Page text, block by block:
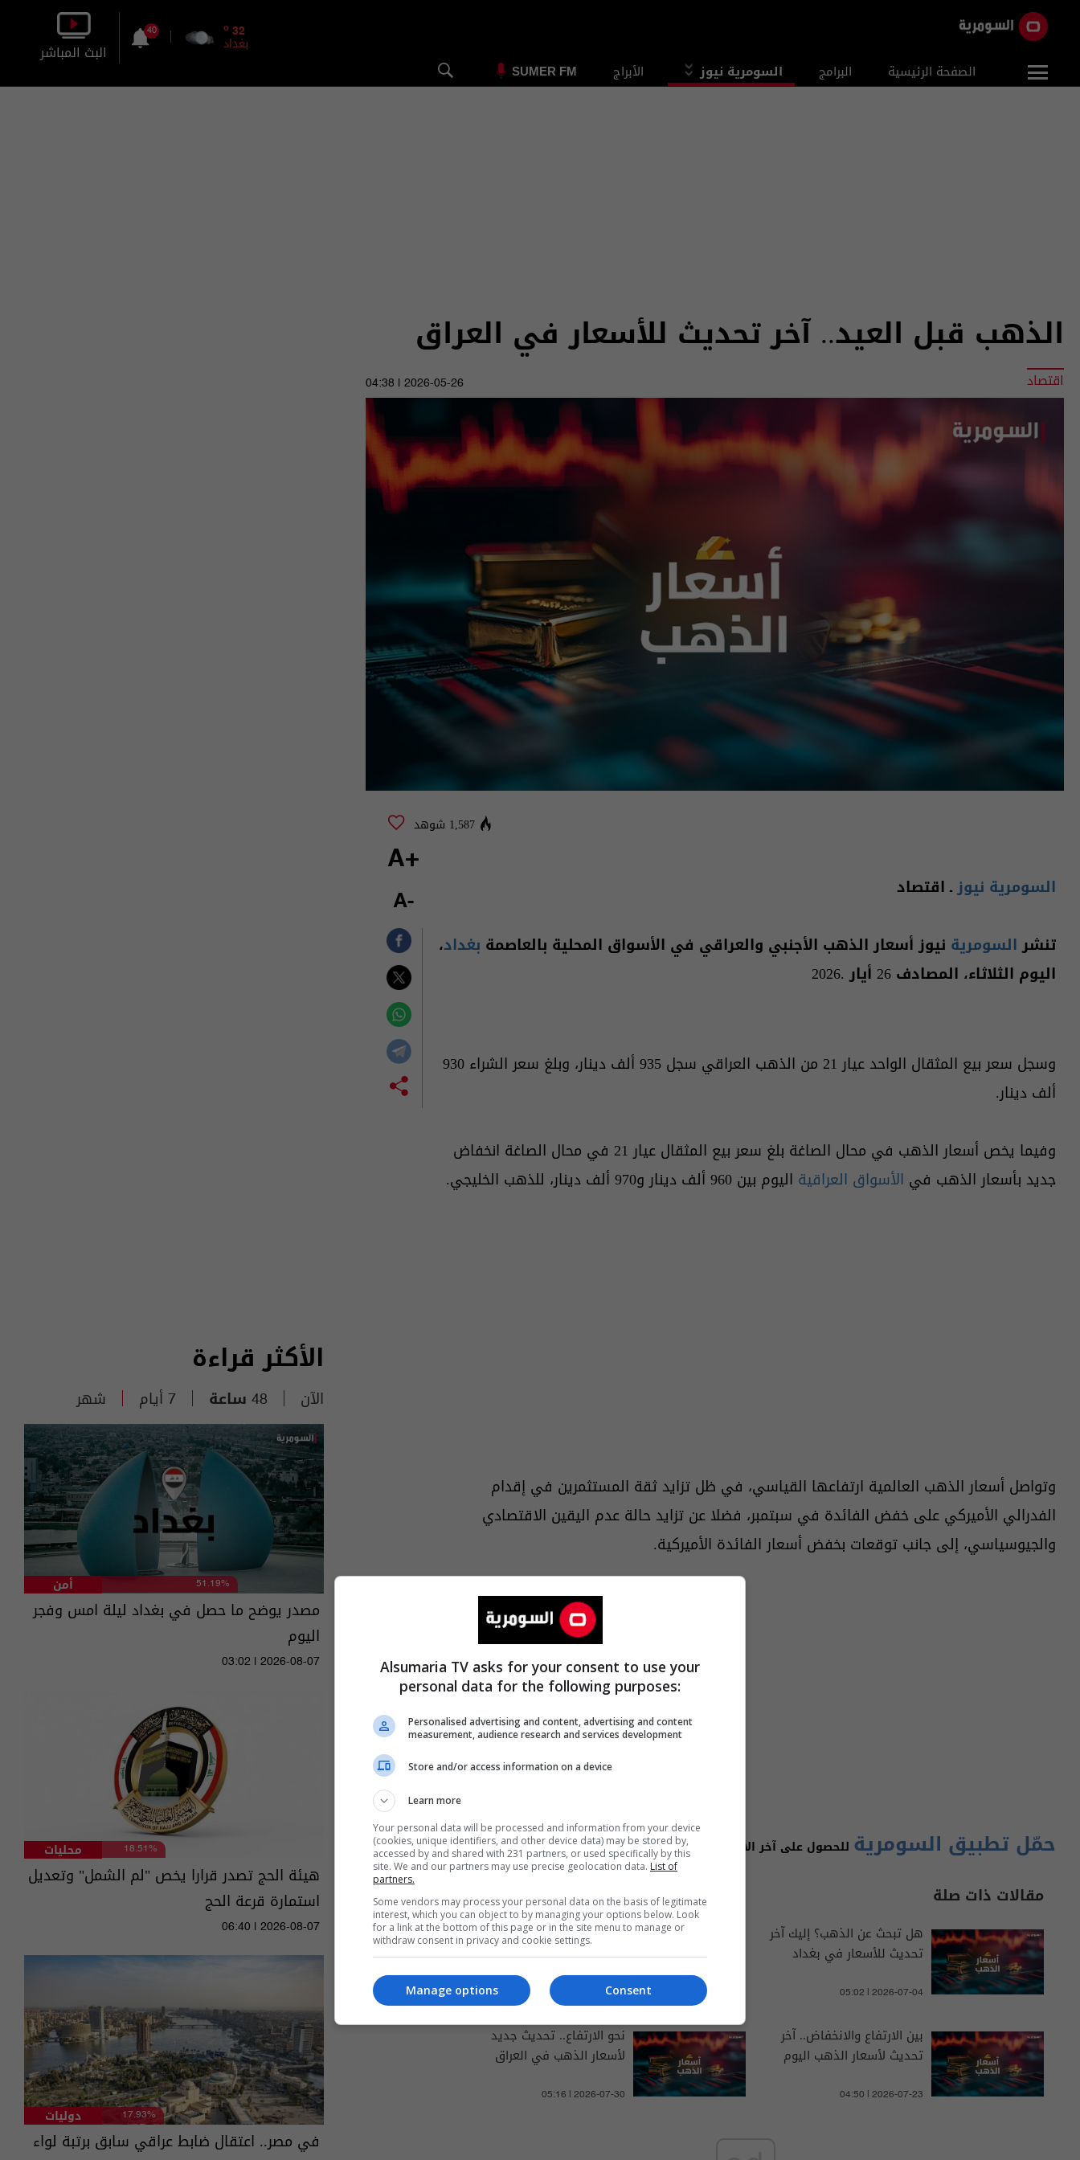
الصفحة الرئيسية البرامج السومرية نيوز الأبراج SUMER FM
32
o
بغداد
40
البث المباشر
الذهب قبل العيد.. آخر تحديث للأسعار في العراق
اقتصاد 2026-05-26 | 04:38
1,587 شوهد
السومرية نيوزـ اقتصاد
تنشرالسومرية نيوز أسعار الذهب الأجنبي والعراقي في الأسواق المحلية بالعاصمة بغداد،
اليوم الثلاثاء، المصادف 26 أيار .2026
وسجل سعر بيع المثقال الواحد عيار 21 من الذهب العراقي سجل 935 ألف دينار، وبلغ سعر الشراء 930
ألف دينار.
وفيما يخص أسعار الذهب في محال الصاغة بلغ سعر بيع المثقال عيار 21 في محال الصاغة انخفاض
جديد بأسعار الذهب في الأسواق العراقية اليوم بين 960 ألف دينار و970 ألف دينار، للذهب الخليجي.
وتواصل أسعار الذهب العالمية ارتفاعها القياسي، في ظل تزايد ثقة المستثمرين في إقدام
الفدرالي الأميركي على خفض الفائدة في سبتمبر، فضلا عن تزايد حالة عدم اليقين الاقتصادي
والجيوسياسي، إلى جانب توقعات بخفض أسعار الفائدة الأميركية.
حمّل تطبيق السومرية للحصول على آخر الأخبار والتغطيات الخاصة
مقالات ذات صلة
هل تبحث عن الذهب؟ إليك آخر
تحديث للأسعار في بغداد
05:02 | 2026-07-04
الدولار يتحرك قبل العيد.. آخر
تحديث للأسعار في العراق
03:39 | 2026-05-25
بين الارتفاع والانخفاض.. آخر
تحديث لأسعار الذهب اليوم
04:50 | 2026-07-23
نحو الارتفاع.. تحديث جديد
لأسعار الذهب في العراق
05:16 | 2026-07-30
+A
-A
الأكثر قراءة
الآن 48 ساعة 7 أيام شهر
أمن 51.19%
مصدر يوضح ما حصل في بغداد ليلة امس وفجر
اليوم
03:02 | 2026-08-07
محليات 18.51%
هيئة الحج تصدر قرارا يخص "لم الشمل" وتعديل
استمارة قرعة الحج
06:40 | 2026-08-07
دوليات 17.93%
في مصر.. اعتقال ضابط عراقي سابق برتبة لواء
Alsumaria TV asks for your consent to use your
personal data for the following purposes:
Personalised advertising and content, advertising and content
measurement, audience research and services development
Store and/or access information on a device
Learn more
Your personal data will be processed and information from your device
(cookies, unique identifiers, and other device data) may be stored by,
accessed by and shared with 231 partners, or used specifically by this
site. We and our partners may use precise geolocation data. List of
partners.
Some vendors may process your personal data on the basis of legitimate
interest, which you can object to by managing your options below. Look
for a link at the bottom of this page or in the site menu to manage or
withdraw consent in privacy and cookie settings.
Consent
Manage options